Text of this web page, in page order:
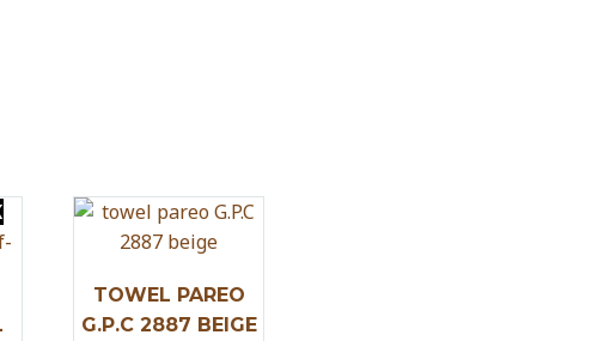
TOWEL PAREO
G.P.C 2887 BEIGE